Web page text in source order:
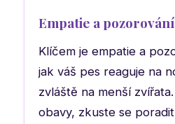
Empatie a pozorování
Klíčem je empatie a
jak váš pes reaguje na
zvláště na menší
obavy, zkuste se